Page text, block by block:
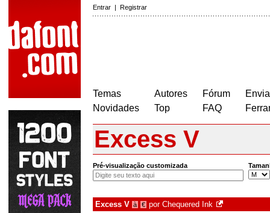
Entrar | Registrar
Temas
Novidades
Autores
Top
Fórum
FAQ
Excess V
Pré-visualização customizada
Excess V à € por Chequered Ink